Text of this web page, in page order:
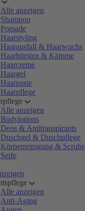
Alle anzeigen
Shampoo
Pomade
Haarstyling
Haarausfall & Haarwuchs
Haarbürsten & Kämme
Haarcreme
Haargel
Haarpaste
Haarpflege
Alle anzeigen
Bodylotions
Deos & Antitranspirants
Duschgel & Duschpflege
Körperreinigung & Scrubs
Seife
Alle anzeigen
Anti-Aging